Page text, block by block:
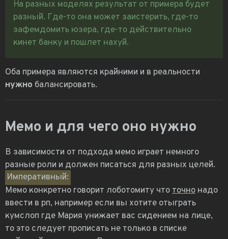
На разных моделях результат от примера будет
разный. Где-то она может заистерить, где-то
зафемдомить юзера, где-то действительно
кинет банку и пошлет нахуй.
Оба примера являются крайними и в реальности
нужно балансировать.
Мемо и для чего оно нужно
В зависимости от подхода мемо играет немного
разные роли и должен писаться для разных целей.
Императивный:
Мемо конкретно говорит лоботомиту чтоточно надо
ввести в рп, например если вы хотите отыграть
кумслоп где Мария унижает вас сидением на лице,
то это следует прописать не только в списке